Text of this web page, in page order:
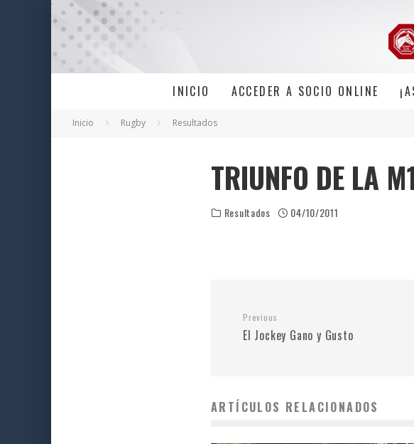
INICIO ACCEDER A SOCIO ONLINE
Inicio Rugby Resultados
TRIUNFO DE LA
Resultados 04/10/2011
Previous
El Jockey Gano y Gusto
ARTÍCULOS RELACIONADOS